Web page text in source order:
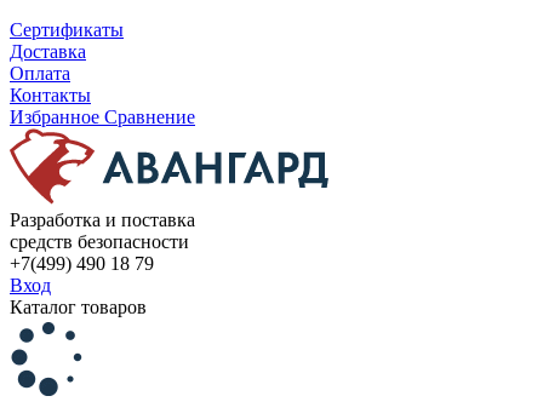
Сертификаты
Доставка
Оплата
Контакты
Избранное Сравнение
Разработка и поставка
средств безопасности
+7(499) 490 18 79
Вход
Каталог товаров